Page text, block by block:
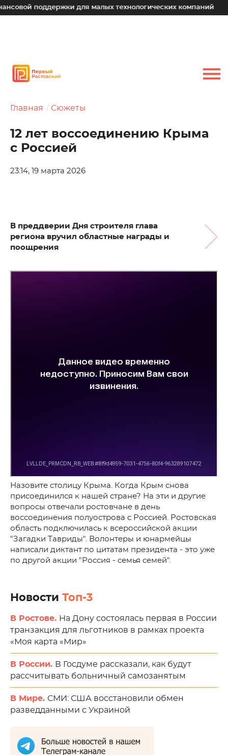
для малых технологических компаний Юрий
Главная Сюжеты
12 лет воссоединению Крыма
с Россией
23:14, 19 марта 2026
В преддверии Дня строителя глава
региона вручил областные награды и
поощрения
Назовите столицу Крыма. Когда Крым снова
присоединился к нашей стране? На эти и другие
вопросы отвечали ростовчане в день
воссоединения полуострова с Россией. Ростовская
область подключилась к всероссийской акции
"Загадки Тавриды". Волонтеры и юнармейцы
написали диктант по цитатам президента - это уже
по другой акции "Россия - семья семей".
Новости Топ-3
В Ростове. На Дону состоялась первая в России
транзакция для льготников в рамках проекта
«Моя карта «Мир»
В России. В Госдуме рассказали, как будут
рассчитывать больничный самозанятым
В Мире. СМИ: США восстановили обмен
разведданными с Украиной